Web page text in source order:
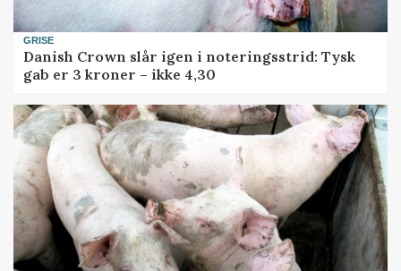
GRISE
Danish Crown slår igen i noteringsstrid: Tysk
gab er 3 kroner – ikke 4,30